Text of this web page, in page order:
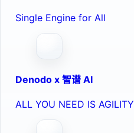
Single Engine for All
Denodo x 智谱 AI
ALL YOU NEED IS AGILITY